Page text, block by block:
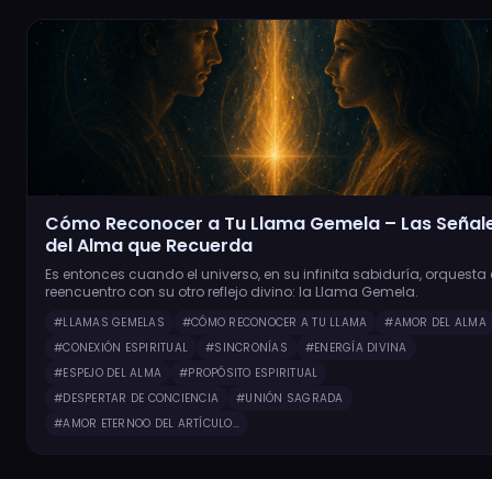
Cómo Reconocer a Tu Llama Gemela – Las
del Alma que Recuerda
Es entonces cuando el universo, en su infinita sabiduría, orquesta
reencuentro con su otro reflejo divino: la Llama Gemela.
#LLAMAS GEMELAS #CÓMO RECONOCER A TU LLAMA
#AMOR DEL ALMA
#CONEXIÓN ESPIRITUAL
#SINCRONÍAS
#ENERGÍA DIVINA
#ESPEJO DEL ALMA
#PROPÓSITO ESPIRITUAL
#DESPERTAR DE CONCIENCIA
#UNIÓN SAGRADA
#AMOR ETERNOO DEL ARTÍCULO...